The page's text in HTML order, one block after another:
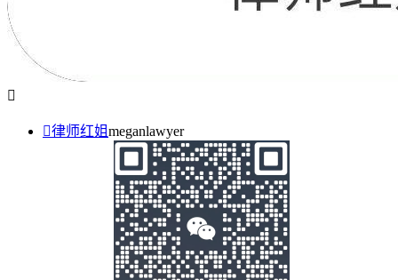

律师红姐meganlawyer